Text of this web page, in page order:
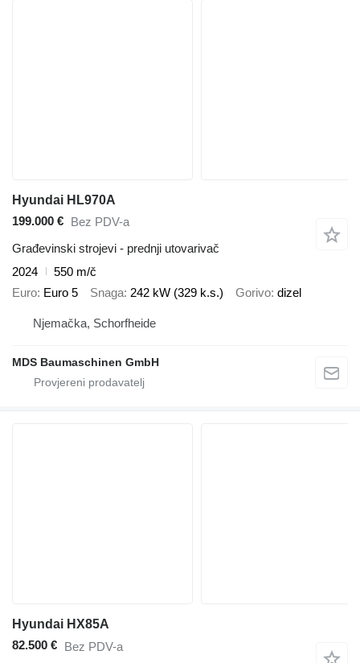
Hyundai HL970A
199.000 € Bez PDV-a
Građevinski strojevi - prednji utovarivač
2024
550 m/č
Euro Euro 5 Snaga 242 kW (329 k.s.) Gorivo dizel
Njemačka, Schorfheide
MDS Baumaschinen GmbH
Hyundai HX85A
82.500 € Bez PDV-a